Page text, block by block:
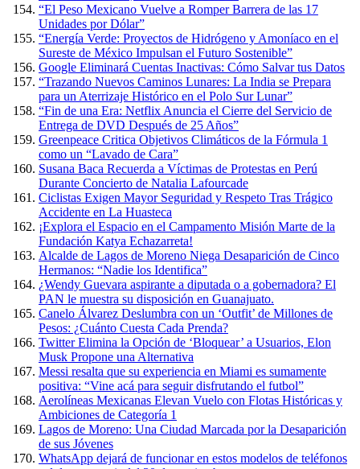
“El Peso Mexicano Vuelve a Romper Barrera de las 17
Unidades por Dólar”
“Energía Verde: Proyectos de Hidrógeno y Amoníaco en el
Sureste de México Impulsan el Futuro Sostenible”
Google Eliminará Cuentas Inactivas: Cómo Salvar tus Datos
“Trazando Nuevos Caminos Lunares: La India se Prepara
para un Aterrizaje Histórico en el Polo Sur Lunar”
“Fin de una Era: Netflix Anuncia el Cierre del Servicio de
Entrega de DVD Después de 25 Años”
Greenpeace Critica Objetivos Climáticos de la Fórmula 1
como un “Lavado de Cara”
Susana Baca Recuerda a Víctimas de Protestas en Perú
Durante Concierto de Natalia Lafourcade
Ciclistas Exigen Mayor Seguridad y Respeto Tras Trágico
Accidente en La Huasteca
¡Explora el Espacio en el Campamento Misión Marte de la
Fundación Katya Echazarreta!
Alcalde de Lagos de Moreno Niega Desaparición de Cinco
Hermanos: “Nadie los Identifica”
¿Wendy Guevara aspirante a diputada o a gobernadora? El
PAN le muestra su disposición en Guanajuato.
Canelo Álvarez Deslumbra con un ‘Outfit’ de Millones de
Pesos: ¿Cuánto Cuesta Cada Prenda?
Twitter Elimina la Opción de ‘Bloquear’ a Usuarios, Elon
Musk Propone una Alternativa
Messi resalta que su experiencia en Miami es sumamente
positiva: “Vine acá para seguir disfrutando el futbol”
Aerolíneas Mexicanas Elevan Vuelo con Flotas Históricas y
Ambiciones de Categoría 1
Lagos de Moreno: Una Ciudad Marcada por la Desaparición
de sus Jóvenes
WhatsApp dejará de funcionar en estos modelos de teléfonos